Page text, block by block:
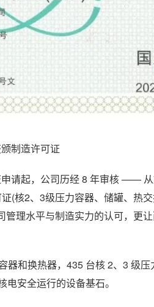
制造许可证
请起，公司历经 8 年审核 —— 从
(核2、3级压力容器、储罐、热
理水平与制造实力的认可，更
和换热器，435 台核 2、3 级
电安全运行的设备基石。